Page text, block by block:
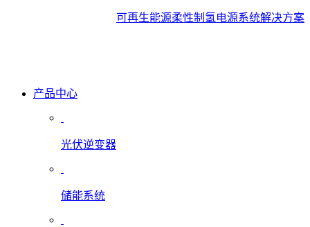
可再生能源柔性制氢电源系统解决方案
产品中心
光伏逆变器
储能系统